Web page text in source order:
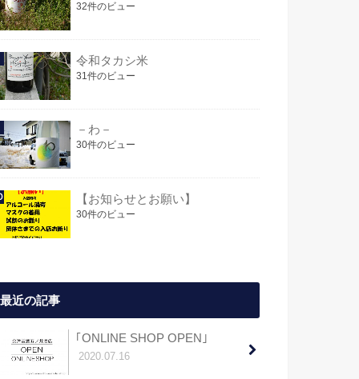
32件のビュー
令和タカシ米
31件のビュー
－わ－
30件のビュー
【お知らせとお願い】
30件のビュー
最近の記事
｢ONLINE SHOP OPEN｣
2020.07.16